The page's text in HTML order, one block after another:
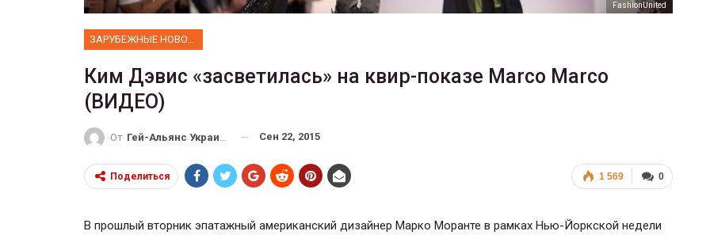
FashionUnited
ЗАРУБЕЖНЫЕ НОВОСТИ
Ким Дэвис «засветилась» на квир-показе Marco Marco
(ВИДЕО)
От Гей-Альянс Украина Сен 22, 2015
0
1 569
Поделиться
В прошлый вторник эпатажный американский дизайнер Марко Моранте в рамках Нью-Йоркской недели